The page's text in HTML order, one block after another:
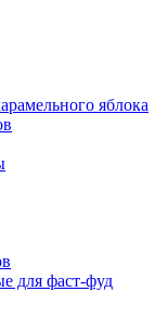
яблока
для фаст-фуд